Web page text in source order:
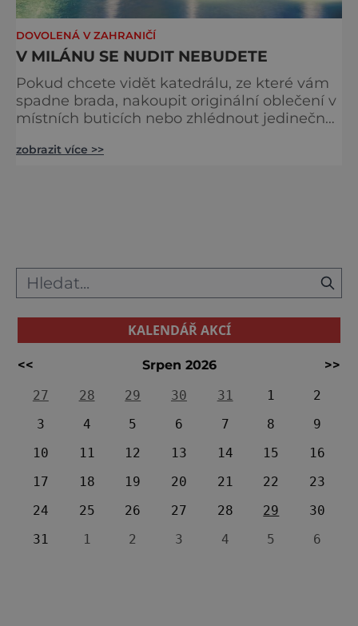
DOVOLENÁ V ZAHRANIČÍ
V MILÁNU SE NUDIT NEBUDETE
Pokud chcete vidět katedrálu, ze které vám
spadne brada, nakoupit originální oblečení v
místních buticích nebo zhlédnout jedinečné
vás Milán tím pravým tipem na dovolenou.
zobrazit více >>
KALENDÁŘ AKCÍ
<< Srpen 2026
>>
27
28 29 30 31 1
2
3
4 5 6 7 8
9
10
11 12 13 14 15
16
17
18 19 20 21 22
23
24
25 26 27 28 29
30
31
1 2 3 4 5 6